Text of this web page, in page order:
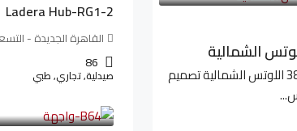
مميزات مشروع 38 اللوتس الشمالية تصميم
Ladera Hub-RG1-2
القاهرة الجديدة -
86
صيدلية, تجاري, طبي